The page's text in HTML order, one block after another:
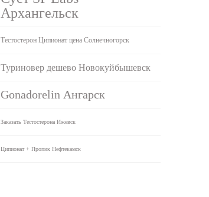
Архангельск
Тестостерон Ципионат цена Солнечногорск
Туриновер дешево Новокуйбышевск
Gonadorelin Ангарск
Заказать Тестостерона Ижевск
Ципионат + Пропик Нефтекамск